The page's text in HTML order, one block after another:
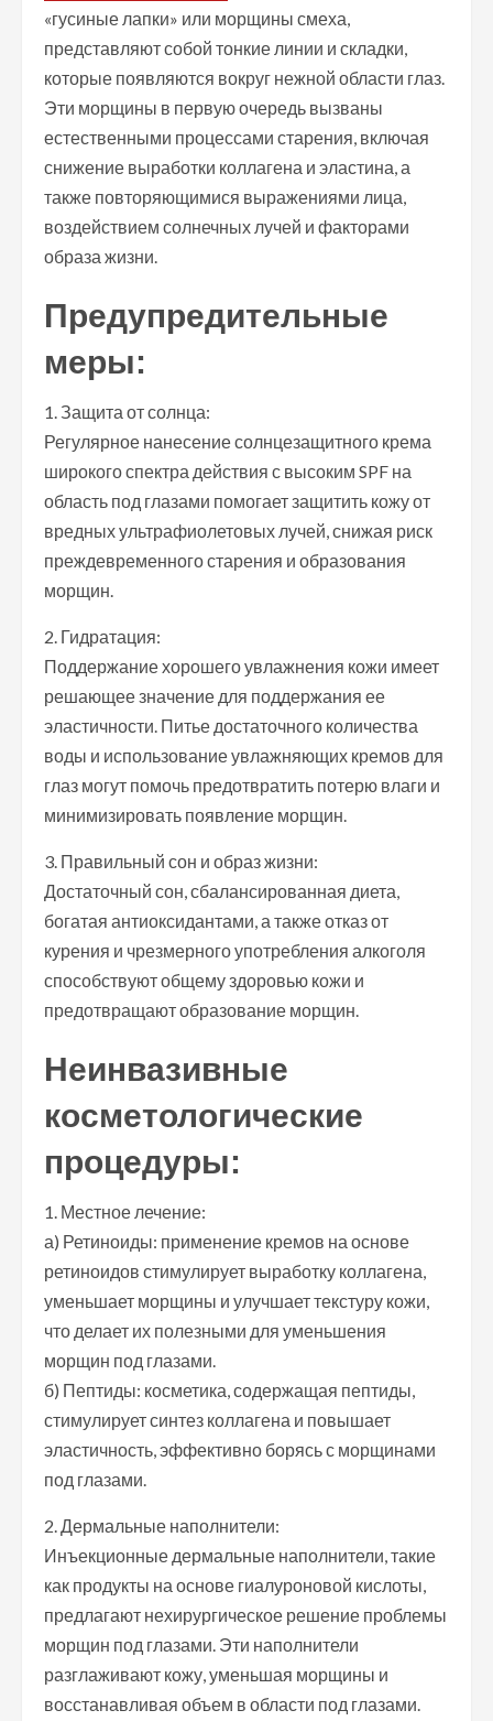
«гусиные лапки» или морщины смеха,
представляют собой тонкие линии и складки,
которые появляются вокруг нежной области глаз.
Эти морщины в первую очередь вызваны
естественными процессами старения, включая
снижение выработки коллагена и эластина, а
также повторяющимися выражениями лица,
воздействием солнечных лучей и факторами
образа жизни.
Предупредительные
меры:
1. Защита от солнца:
Регулярное нанесение солнцезащитного крема
широкого спектра действия с высоким SPF на
область под глазами помогает защитить кожу от
вредных ультрафиолетовых лучей, снижая риск
преждевременного старения и образования
морщин.
2. Гидратация:
Поддержание хорошего увлажнения кожи имеет
решающее значение для поддержания ее
эластичности. Питье достаточного количества
воды и использование увлажняющих кремов для
глаз могут помочь предотвратить потерю влаги и
минимизировать появление морщин.
3. Правильный сон и образ жизни:
Достаточный сон, сбалансированная диета,
богатая антиоксидантами, а также отказ от
курения и чрезмерного употребления алкоголя
способствуют общему здоровью кожи и
предотвращают образование морщин.
Неинвазивные
косметологические
процедуры:
1. Местное лечение:
а) Ретиноиды: применение кремов на основе
ретиноидов стимулирует выработку коллагена,
уменьшает морщины и улучшает текстуру кожи,
что делает их полезными для уменьшения
морщин под глазами.
б) Пептиды: косметика, содержащая пептиды,
стимулирует синтез коллагена и повышает
эластичность, эффективно борясь с морщинами
под глазами.
2. Дермальные наполнители:
Инъекционные дермальные наполнители, такие
как продукты на основе гиалуроновой кислоты,
предлагают нехирургическое решение проблемы
морщин под глазами. Эти наполнители
разглаживают кожу, уменьшая морщины и
восстанавливая объем в области под глазами.